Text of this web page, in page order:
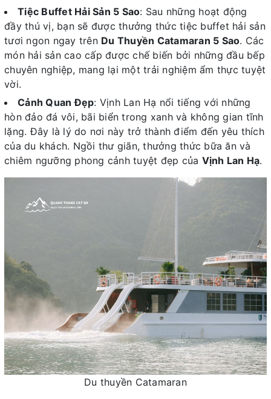
Tiệc Buffet Hải Sản 5 Sao: Sau những hoạt động
đầy thú vị, bạn sẽ được thưởng thức tiệc buffet hải sản
tươi ngon ngay trên Du Thuyền Catamaran 5 Sao. Các
món hải sản cao cấp được chế biến bởi những đầu bếp
chuyên nghiệp, mang lại một trải nghiệm ẩm thực tuyệt
vời.
Cảnh Quan Đẹp: Vịnh Lan Hạ nổi tiếng với những
hòn đảo đá vôi, bãi biển trong xanh và không gian tĩnh
lặng. Đây là lý do nơi này trở thành điểm đến yêu thích
của du khách. Ngồi thư giãn, thưởng thức bữa ăn và
chiêm ngưỡng phong cảnh tuyệt đẹp của Vịnh Lan Hạ.
Du thuyền Catamaran